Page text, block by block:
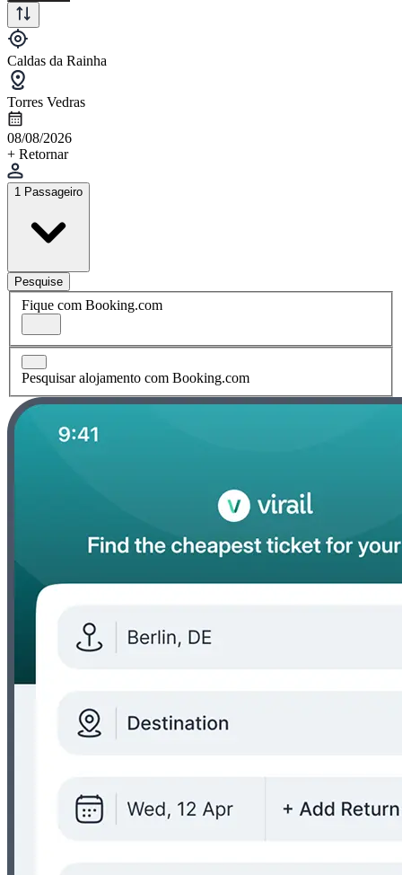
Caldas da Rainha
Torres Vedras
08/08/2026
+ Retornar
1 Passageiro
Pesquise
Fique com Booking.com
Pesquisar alojamento com Booking.com